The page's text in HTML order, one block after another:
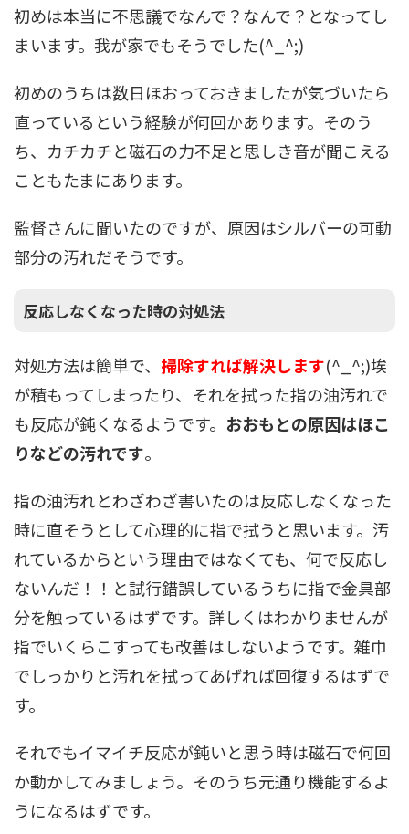
初めは本当に不思議でなんで？なんで？となってし
まいます。我が家でもそうでした(^_^;)
初めのうちは数日ほおっておきましたが気づいたら
直っているという経験が何回かあります。そのう
ち、カチカチと磁石の力不足と思しき音が聞こえる
こともたまにあります。
監督さんに聞いたのですが、原因はシルバーの可動
部分の汚れだそうです。
反応しなくなった時の対処法
対処方法は簡単で、 掃除すれば解決します(^_^;)埃
が積もってしまったり、それを拭った指の油汚れで
も反応が鈍くなるようです。 おおもとの原因はほこ
りなどの汚れです。
指の油汚れとわざわざ書いたのは反応しなくなった
時に直そうとして心理的に指で拭うと思います。汚
れているからという理由ではなくても、何で反応し
ないんだ！！と試行錯誤しているうちに指で金具部
分を触っているはずです。詳しくはわかりませんが
指でいくらこすっても改善はしないようです。雑巾
でしっかりと汚れを拭ってあげれば回復するはずで
す。
それでもイマイチ反応が鈍いと思う時は磁石で何回
か動かしてみましょう。そのうち元通り機能するよ
うになるはずです。